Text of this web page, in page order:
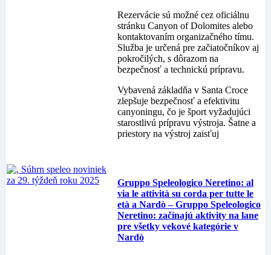
Rezervácie sú možné cez oficiálnu
stránku Canyon of Dolomites alebo
kontaktovaním organizačného tímu.
Služba je určená pre začiatočníkov aj
pokročilých, s dôrazom na
bezpečnosť a technickú prípravu.
Vybavená základňa v Santa Croce
zlepšuje bezpečnosť a efektivitu
canyoningu, čo je šport vyžadujúci
starostlivú prípravu výstroja. Šatne a
priestory na výstroj zaisťuj
Gruppo Speleologico Neretino: al
via le attività su corda per tutte le
età a Nardò – Gruppo Speleologico
Neretino: začínajú aktivity na lane
pre všetky vekové kategórie v
Nardò